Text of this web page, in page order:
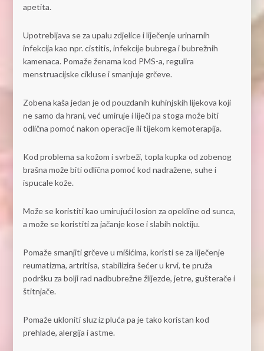
apetita.
Upotrebljava se za upalu zdjelice i liječenje urinarnih
infekcija kao npr. cistitis, infekcije bubrega i bubrežnih
kamenaca. Pomaže ženama kod PMS-a, regulira
menstruacijske cikluse i smanjuje grčeve.
Zobena kaša jedan je od pouzdanih kuhinjskih lijekova koji
ne samo da hrani, već umiruje i liječi pa stoga može biti
odlična pomoć nakon operacije ili tijekom kemoterapija.
Kod problema sa kožom i svrbeži, topla kupka od zobenog
brašna može biti odlična pomoć kod nadražene, suhe i
ispucale kože.
Može se koristiti kao umirujući losion za opekline od sunca,
a može se koristiti za jačanje kose i slabih noktiju.
Pomaže smanjiti grčeve u mišićima, koristi se za liječenje
reumatizma, artritisa, stabilizira šećer u krvi, te pruža
podršku za bolji rad nadbubrežne žlijezde, jetre, gušterače i
štitnjače.
Pomaže ukloniti sluz iz pluća pa je tako koristan kod
prehlade, alergija i astme.